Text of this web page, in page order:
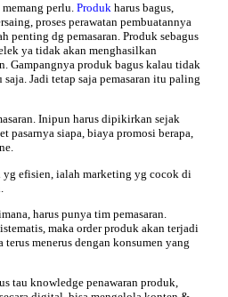
perlu. Produk harus bagus,
proses perawatan pembuatannya
dg pemasaran. Produk sebagus
ya tidak akan menghasilkan
Gampangnya produk bagus kalau tidak
Jadi tetap saja pemasaran itu paling
Inipun harus dipikirkan sejak
pasarnya siapa, biaya promosi berapa,
yg efisien, ialah marketing yg cocok di
harus punya tim pemasaran.
maka order produk akan terjadi
terus menerus dengan konsumen yang
tau knowledge penawaran produk,